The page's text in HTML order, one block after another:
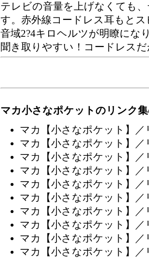
テレビの音量を上げなくても
す。赤外線コードレス耳もと
音域2?4キロヘルツが明瞭にな
聞き取りやすい！コードレス
マカ小さなポケットのリンク
マカ【小さなポケット】／
マカ【小さなポケット】／
マカ【小さなポケット】／
マカ【小さなポケット】／
マカ【小さなポケット】／
マカ【小さなポケット】／
マカ【小さなポケット】／
マカ【小さなポケット】／
マカ【小さなポケット】／
マカ【小さなポケット】／